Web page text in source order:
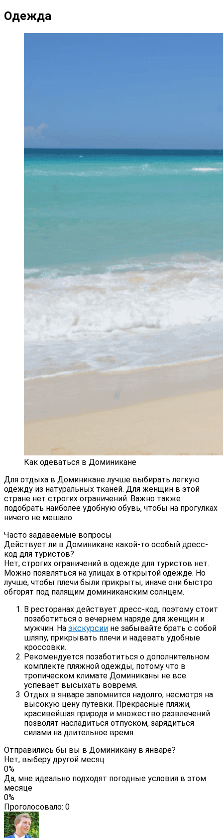
Одежда
Как одеваться в Доминикане
Для отдыха в Доминикане лучше выбирать легкую
одежду из натуральных тканей. Для женщин в этой
стране нет строгих ограничений. Важно также
подобрать наиболее удобную обувь, чтобы на прогулках
ничего не мешало.
Часто задаваемые вопросы
Действует ли в Доминикане какой-то особый дресс-
код для туристов?
Нет, строгих ограничений в одежде для туристов нет.
Можно появляться на улицах в открытой одежде. Но
лучше, чтобы плечи были прикрыты, иначе они быстро
обгорят под палящим доминиканским солнцем.
В ресторанах действует дресс-код, поэтому стоит
позаботиться о вечернем наряде для женщин и
мужчин. На экскурсии не забывайте брать с собой
шляпу, прикрывать плечи и надевать удобные
кроссовки.
Рекомендуется позаботиться о дополнительном
комплекте пляжной одежды, потому что в
тропическом климате Доминиканы не все
успевает высыхать вовремя.
Отдых в январе запомнится надолго, несмотря на
высокую цену путевки. Прекрасные пляжи,
красивейшая природа и множество развлечений
позволят насладиться отпуском, зарядиться
силами на длительное время.
Отправились бы вы в Доминикану в январе?
Нет, выберу другой месяц
0%
Да, мне идеально подходят погодные условия в этом
месяце
0%
Проголосовало: 0